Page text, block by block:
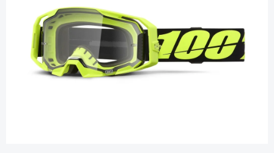
hviezdičiek.